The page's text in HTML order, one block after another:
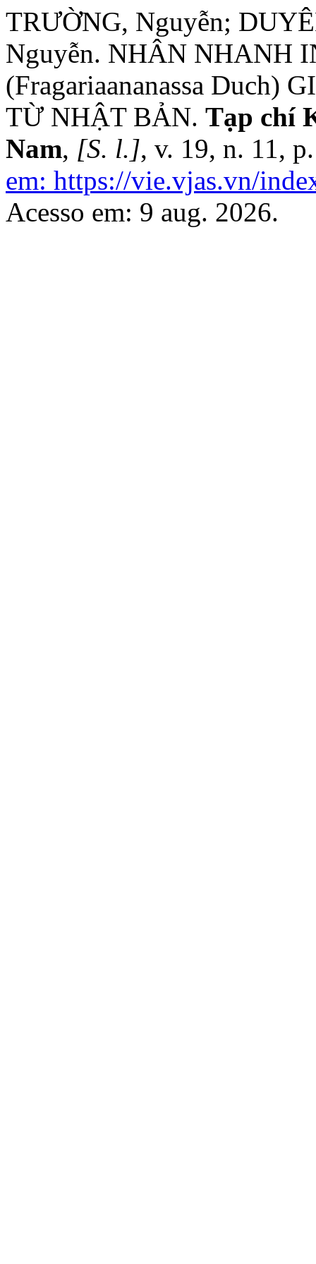
TRƯỜNG, Nguyễn;
Nguyễn. NHÂN NHANH
(Fragariaananassa Duch)
TỪ NHẬT BẢN. Tạp chí
Nam, [S. l.], v. 19, n. 11,
em: https://vie.vjas.vn/
Acesso em: 9 aug. 2026.